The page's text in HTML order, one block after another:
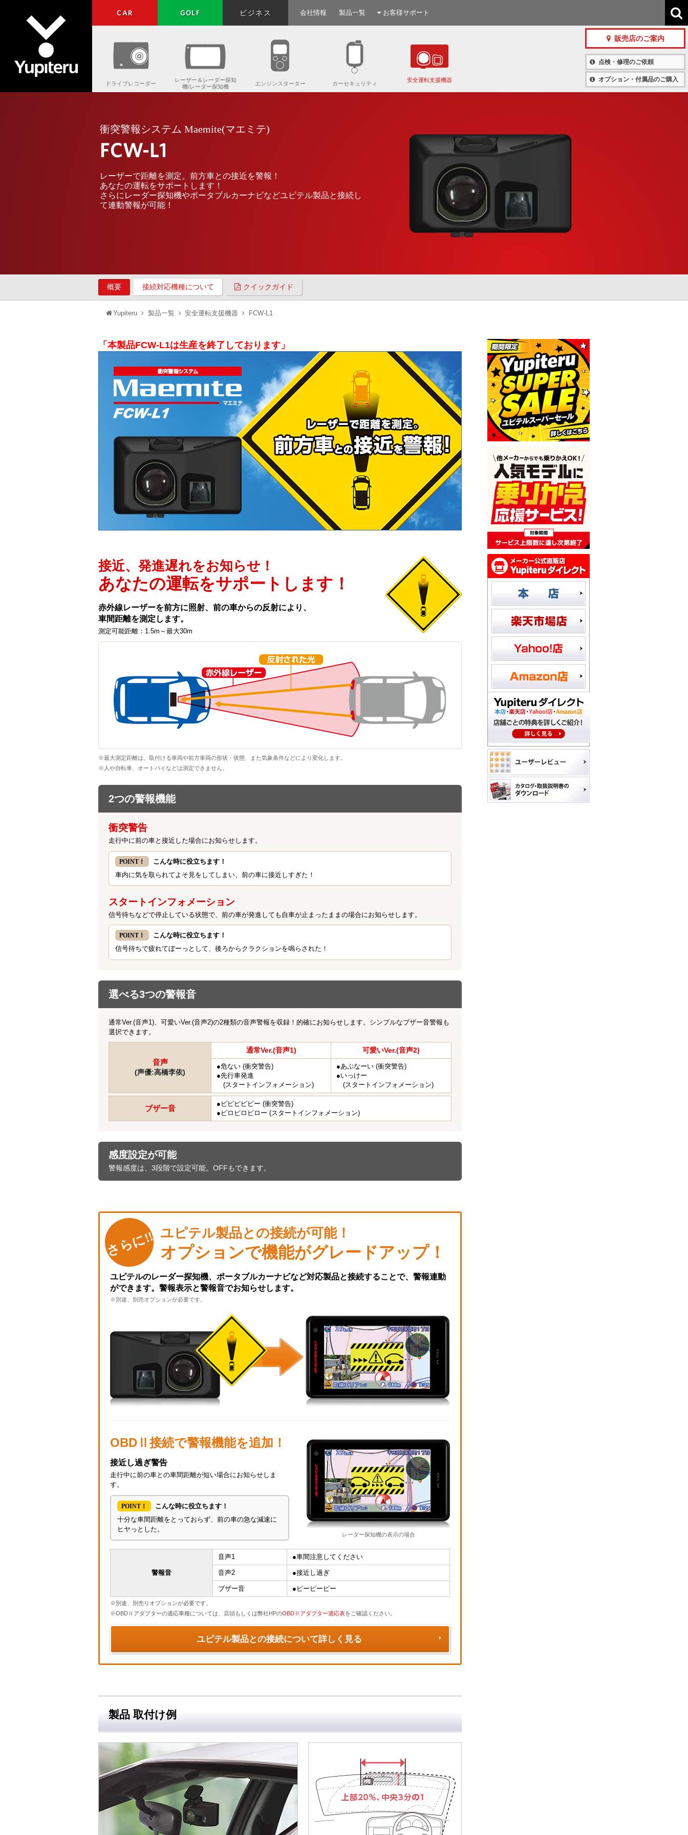
CAR GOLF ビジネス 会社情報 製品一覧 お客様サポート
販売店のご案内
点検・修理のご依頼
オプション・付属品のご購入
ドライブレコーダー
レーザー＆レーダー探知
機/レーダー探知機
エンジンスターター カーセキュリティ
安全運転支援機器
衝突警報システム Maemite(マエミテ)
FCW-L1
レーザーで距離を測定。前方車との接近を警報！
あなたの運転をサポートします！
さらにレーダー探知機やポータブルカーナビなどユピテル製品と接続し
て連動警報が可能！
概要 接続対応機種について クイックガイド
Yupiteru 製品一覧 安全運転支援機器 FCW-L1
「本製品FCW-L1は生産を終了しております」
接近、発進遅れをお知らせ！
あなたの運転をサポートします！
赤外線レーザーを前方に照射、前の車からの反射により、
車間距離を測定します。
測定可能距離：1.5m～最大30m
※最大測定距離は、取付ける車両や前方車両の形状・状態、また気象条件などにより変化します。
※人や自転車、オートバイなどは測定できません。
2つの警報機能
衝突警告
走行中に前の車と接近した場合にお知らせします。
POINT！
こんな時に役立ちます！
車内に気を取られてよそ見をしてしまい、前の車に接近しすぎた！
スタートインフォメーション
信号待ちなどで停止している状態で、前の車が発進しても自車が止まったままの場合にお知らせします。
POINT！
こんな時に役立ちます！
信号待ちで疲れてぼーっとして、後ろからクラクションを鳴らされた！
選べる3つの警報音
通常Ver.(音声1)、可愛いVer.(音声2)の2種類の音声警報を収録！的確にお知らせします。シンプルなブザー音警報も
選択できます。
音声
(声優:高橋李依)
通常Ver.(音声1) 可愛いVer.(音声2)
●危ない (衝突警告)
●先行車発進
(スタートインフォメーション)
●あぶなーい (衝突警告)
●いっけー
(スタートインフォメーション)
ブザー音
●ピピピピピー (衝突警告)
●ピロピロピロー (スタートインフォメーション)
感度設定が可能
警報感度は、3段階で設定可能。OFFもできます。
さらに!! ユピテル製品との接続が可能！
オプションで機能がグレードアップ！
ユピテルのレーダー探知機、ポータブルカーナビなど対応製品と接続することで、警報連動
ができます。警報表示と警報音でお知らせします。
※別途、別売オプションが必要です。
OBDⅡ接続で警報機能を追加！
接近し過ぎ警告
走行中に前の車との車間距離が短い場合にお知らせしま
す。
POINT！
こんな時に役立ちます！
十分な車間距離をとっておらず、前の車の急な減速に
ヒヤっとした。
レーダー探知機の表示の場合
警報音
音声1 ●車間注意してください
音声2 ●接近し過ぎ
ブザー音 ●ピーピーピー
※別途、別売りオプションが必要です。
※OBDⅡアダプターの適応車種については、店頭もしくは弊社HPのOBDⅡアダプター適応表をご確認ください。
ユピテル製品との接続について詳しく見る
製品 取付け例